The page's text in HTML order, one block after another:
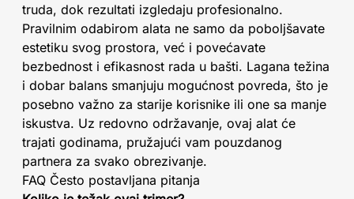
truda, dok rezultati izgledaju profesionalno.
Pravilnim odabirom alata ne samo da poboljšavate
estetiku svog prostora, već i povećavate
bezbednost i efikasnost rada u bašti. Lagana težina
i dobar balans smanjuju mogućnost povreda, što je
posebno važno za starije korisnike ili one sa manje
iskustva. Uz redovno održavanje, ovaj alat će
trajati godinama, pružajući vam pouzdanog
partnera za svako obrezivanje.
FAQ Često postavljana pitanja